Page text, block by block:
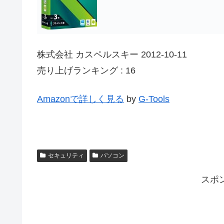
株式会社 カスペルスキー 2012-10-11
売り上げランキング : 16
Amazonで詳しく見る by G-Tools
セキュリティ パソコン
スポ